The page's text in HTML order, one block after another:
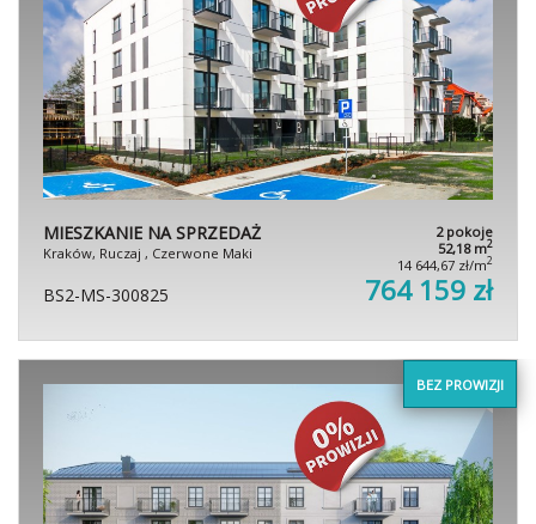
MIESZKANIE NA SPRZEDAŻ
Kraków, Ruczaj , Czerwone Maki
2 pokoje
52,18 m2
14 644,67 zł/m2
BS2-MS-300825 764 159 zł
BEZ PROWIZJI